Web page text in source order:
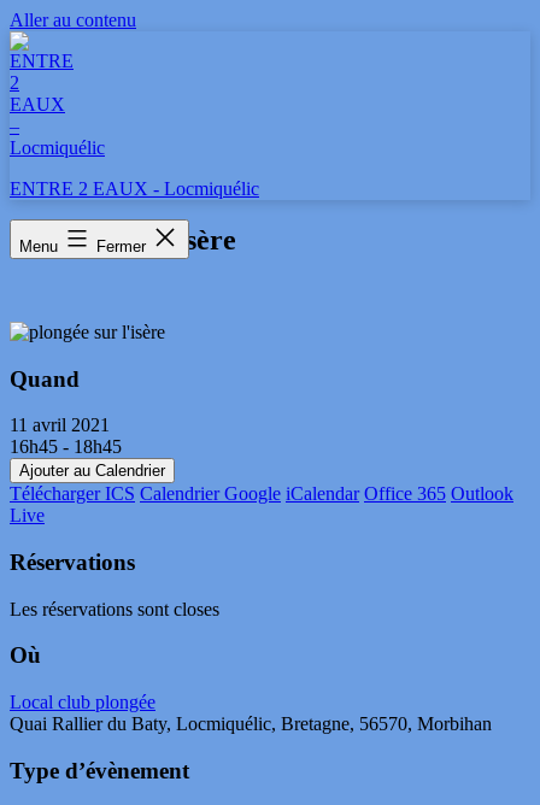
Aller au contenu
ENTRE 2 EAUX - Locmiquélic
Menu Fermer
plongée sur l’isère
Quand
11 avril 2021
16h45 - 18h45
Ajouter au Calendrier
Télécharger ICS Calendrier Google iCalendar Office 365 Outlook
Live
Réservations
Les réservations sont closes
Où
Local club plongée
Quai Rallier du Baty, Locmiquélic, Bretagne, 56570, Morbihan
Type d’évènement